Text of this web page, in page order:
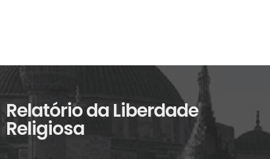
Relatório da Liberdade
Religiosa